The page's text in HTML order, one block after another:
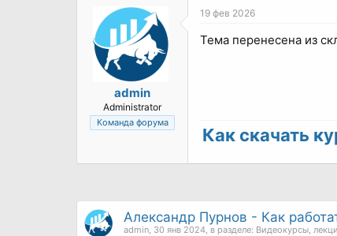
admin
Administrator
Команда форума
19 фев 2026
Тема перенесена из
Как скачать
Александр Пурнов - Как
admin 30 янв 2024 , в разделе: Видеокурсы,